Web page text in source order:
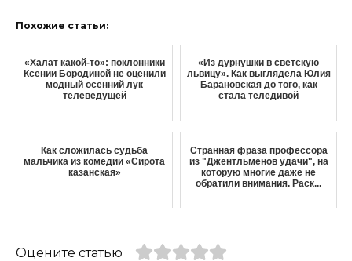
Похожие статьи:
«Халат какой-то»: поклонники
Ксении Бородиной не оценили
модный осенний лук
телеведущей
«Из дурнушки в светскую
львицу». Как выглядела Юлия
Барановская до того, как
стала теледивой
Как сложилась судьба
мальчика из комедии «Сирота
казанская»
Странная фраза профессора
из "Джентльменов удачи", на
которую многие даже не
обратили внимания. Раск...
Оцените статью